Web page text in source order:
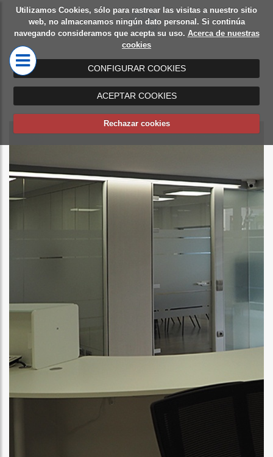
Utilizamos Cookies, sólo para rastrear las visitas a nuestro sitio
web, no almacenamos ningún dato personal. Si continúa
navegando consideramos que acepta su uso. Acerca de nuestras
cookies
CONFIGURAR COOKIES
ACEPTAR COOKIES
Rechazar cookies
Diseño
de
oficinas
Mamparas
de oficina